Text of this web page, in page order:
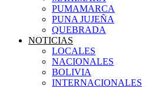
PUMAMARCA
PUNA JUJEÑA
QUEBRADA
NOTICIAS
LOCALES
NACIONALES
BOLIVIA
INTERNACIONALES